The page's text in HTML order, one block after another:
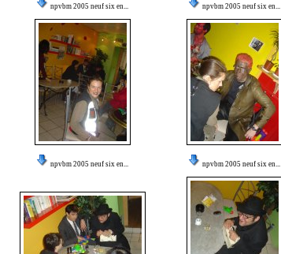
npvbm 2005 neuf six en... npvbm 2005 neuf six en...
npvbm 2005 neuf six en... npvbm 2005 neuf six en...